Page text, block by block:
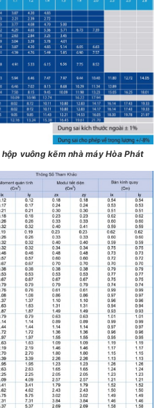
vuông kẽm nhà máy Hòa Phát